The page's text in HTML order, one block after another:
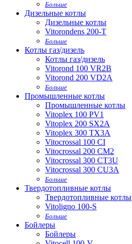
Больше
Дизельные котлы
Дизельные котлы
Vitorondens 200-T
Больше
Котлы газ/дизель
Котлы газ/дизель
Vitorond 100 VR2B
Vitorond 200 VD2A
Больше
Промышленные котлы
Промышленные котлы
Vitoplex 100 PV1
Vitoplex 200 SX2A
Vitoplex 300 TX3A
Vitocrossal 100 CI
Vitocrossal 200 CM2
Vitocrossal 300 CT3U
Vitocrossal 300 CU3A
Больше
Твердотопливные котлы
Твердотопливные котлы
Vitoligno 100-S
Больше
Бойлеры
Бойлеры